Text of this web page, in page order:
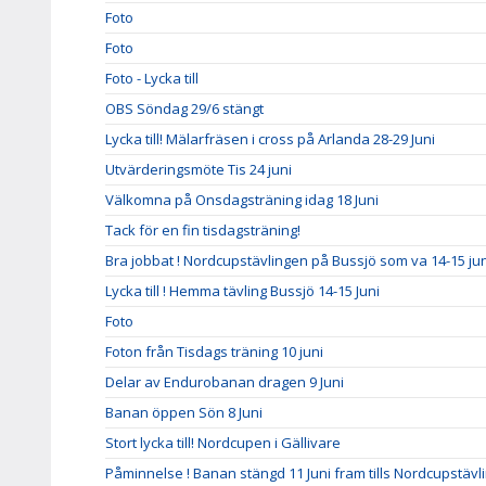
Foto
Foto
Foto - Lycka till
OBS Söndag 29/6 stängt
Lycka till! Mälarfräsen i cross på Arlanda 28-29 Juni
Utvärderingsmöte Tis 24 juni
Välkomna på Onsdagsträning idag 18 Juni
Tack för en fin tisdagsträning!
Bra jobbat ! Nordcupstävlingen på Bussjö som va 14-15
Lycka till ! Hemma tävling Bussjö 14-15 Juni
Foto
Foton från Tisdags träning 10 juni
Delar av Endurobanan dragen 9 Juni
Banan öppen Sön 8 Juni
Stort lycka till! Nordcupen i Gällivare
Påminnelse ! Banan stängd 11 Juni fram tills